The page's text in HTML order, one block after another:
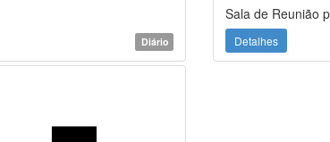
Diário
Sala de Reunião
Detalhes